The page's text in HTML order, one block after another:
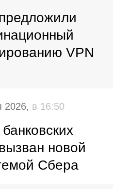
VPN
2026, в 16:50
новой
Сбера